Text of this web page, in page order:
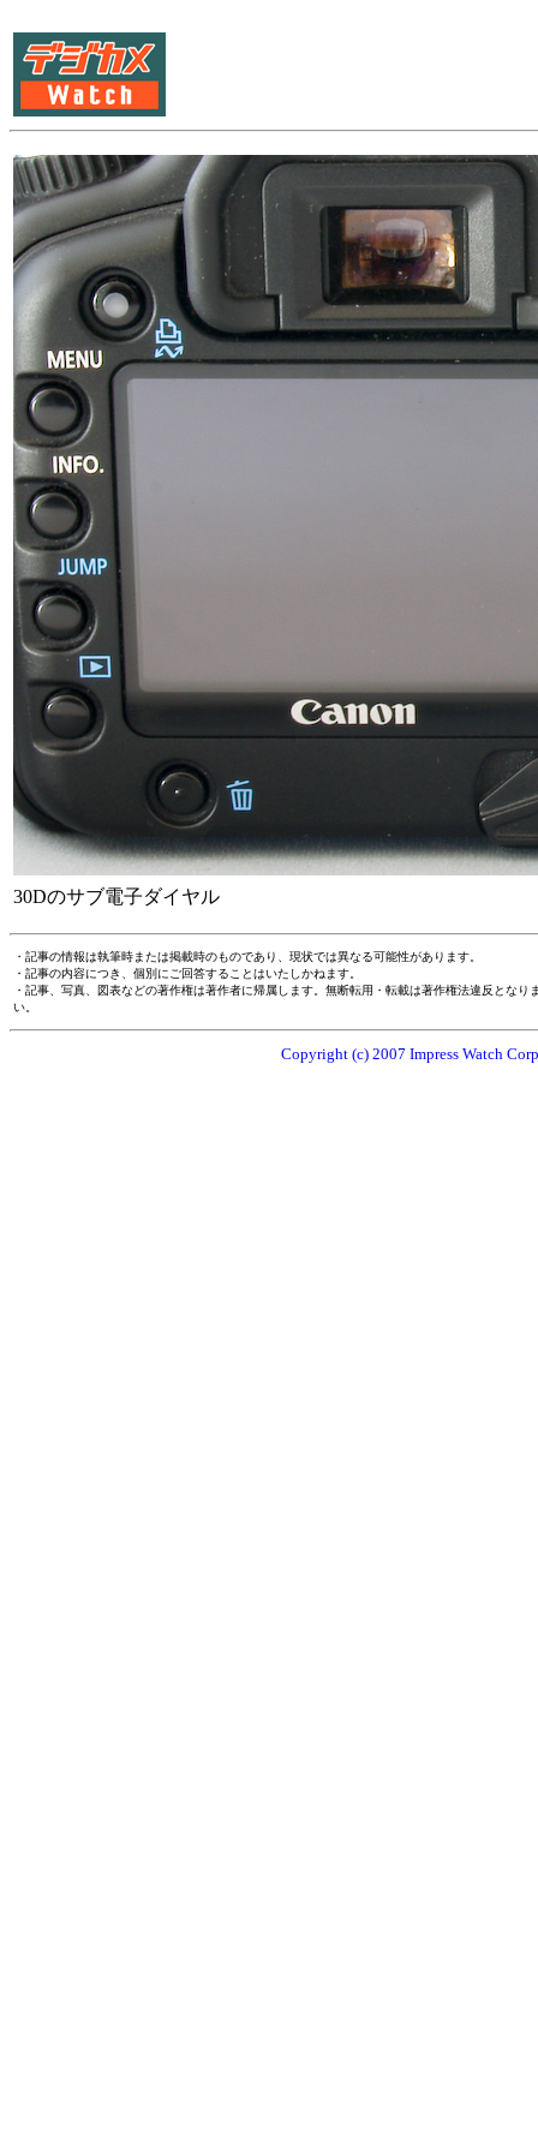
30Dのサブ電子ダイヤル
・記事の情報は執筆時または掲載時のものであり、現状では異なる可能性があります。
・記事の内容につき、個別にご回答することはいたしかねます。
・記事、写真、図表などの著作権は著作者に帰属します。無断転用・転載は著作権法違反とな
い。
Copyright (c) 2007 Impress Watch